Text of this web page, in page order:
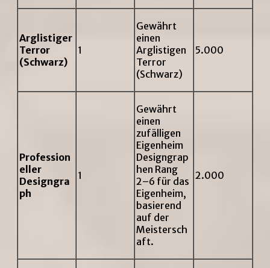
Arglistiger
Terror
(Schwarz)
1
Gewährt
einen
Arglistigen
Terror
(Schwarz)
5.000
Profession
eller
Designgra
ph
1
Gewährt
einen
zufälligen
Eigenheim
Designgrap
hen Rang
2–6 für das
Eigenheim,
basierend
auf der
Meistersch
aft.
2.000